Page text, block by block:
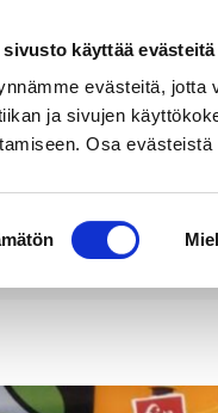
sivusto käyttää evästeitä
evästeitä, jotta
ja sivujen
Osa